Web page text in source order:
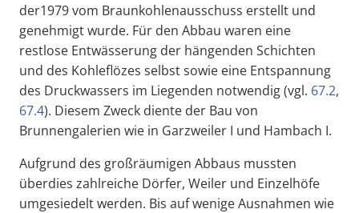
der1979 vom Braunkohlenausschuss erstellt und
genehmigt wurde. Für den Abbau waren eine
restlose Entwässerung der hängenden Schichten
und des Kohleflözes selbst sowie eine Entspannung
des Druckwassers im Liegenden notwendig (vgl. 67.2,
67.4). Diesem Zweck diente der Bau von
Brunnengalerien wie in Garzweiler I und Hambach I.
Aufgrund des großräumigen Abbaus mussten
überdies zahlreiche Dörfer, Weiler und Einzelhöfe
umgesiedelt werden. Bis auf wenige Ausnahmen wie